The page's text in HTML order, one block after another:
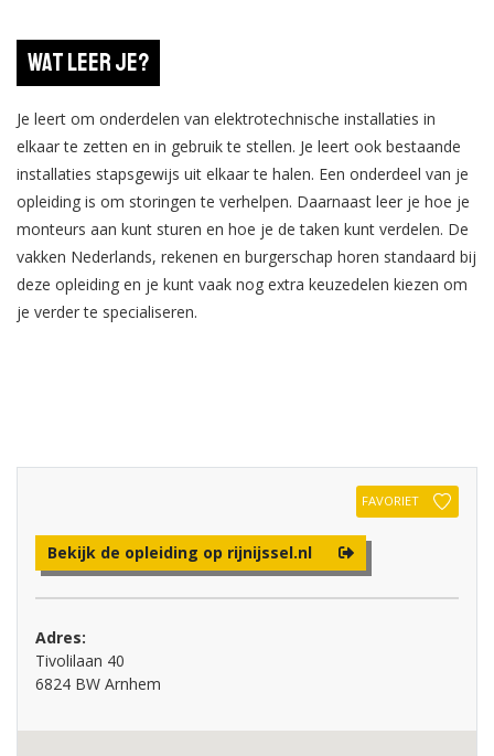
Wat leer je?
Je leert om onderdelen van elektrotechnische installaties in
elkaar te zetten en in gebruik te stellen. Je leert ook bestaande
installaties stapsgewijs uit elkaar te halen. Een onderdeel van je
opleiding is om storingen te verhelpen. Daarnaast leer je hoe je
monteurs aan kunt sturen en hoe je de taken kunt verdelen. De
vakken Nederlands, rekenen en burgerschap horen standaard bij
deze opleiding en je kunt vaak nog extra keuzedelen kiezen om
je verder te specialiseren.
FAVORIET
Bekijk de opleiding op rijnijssel.nl
Adres:
Tivolilaan 40
6824 BW Arnhem